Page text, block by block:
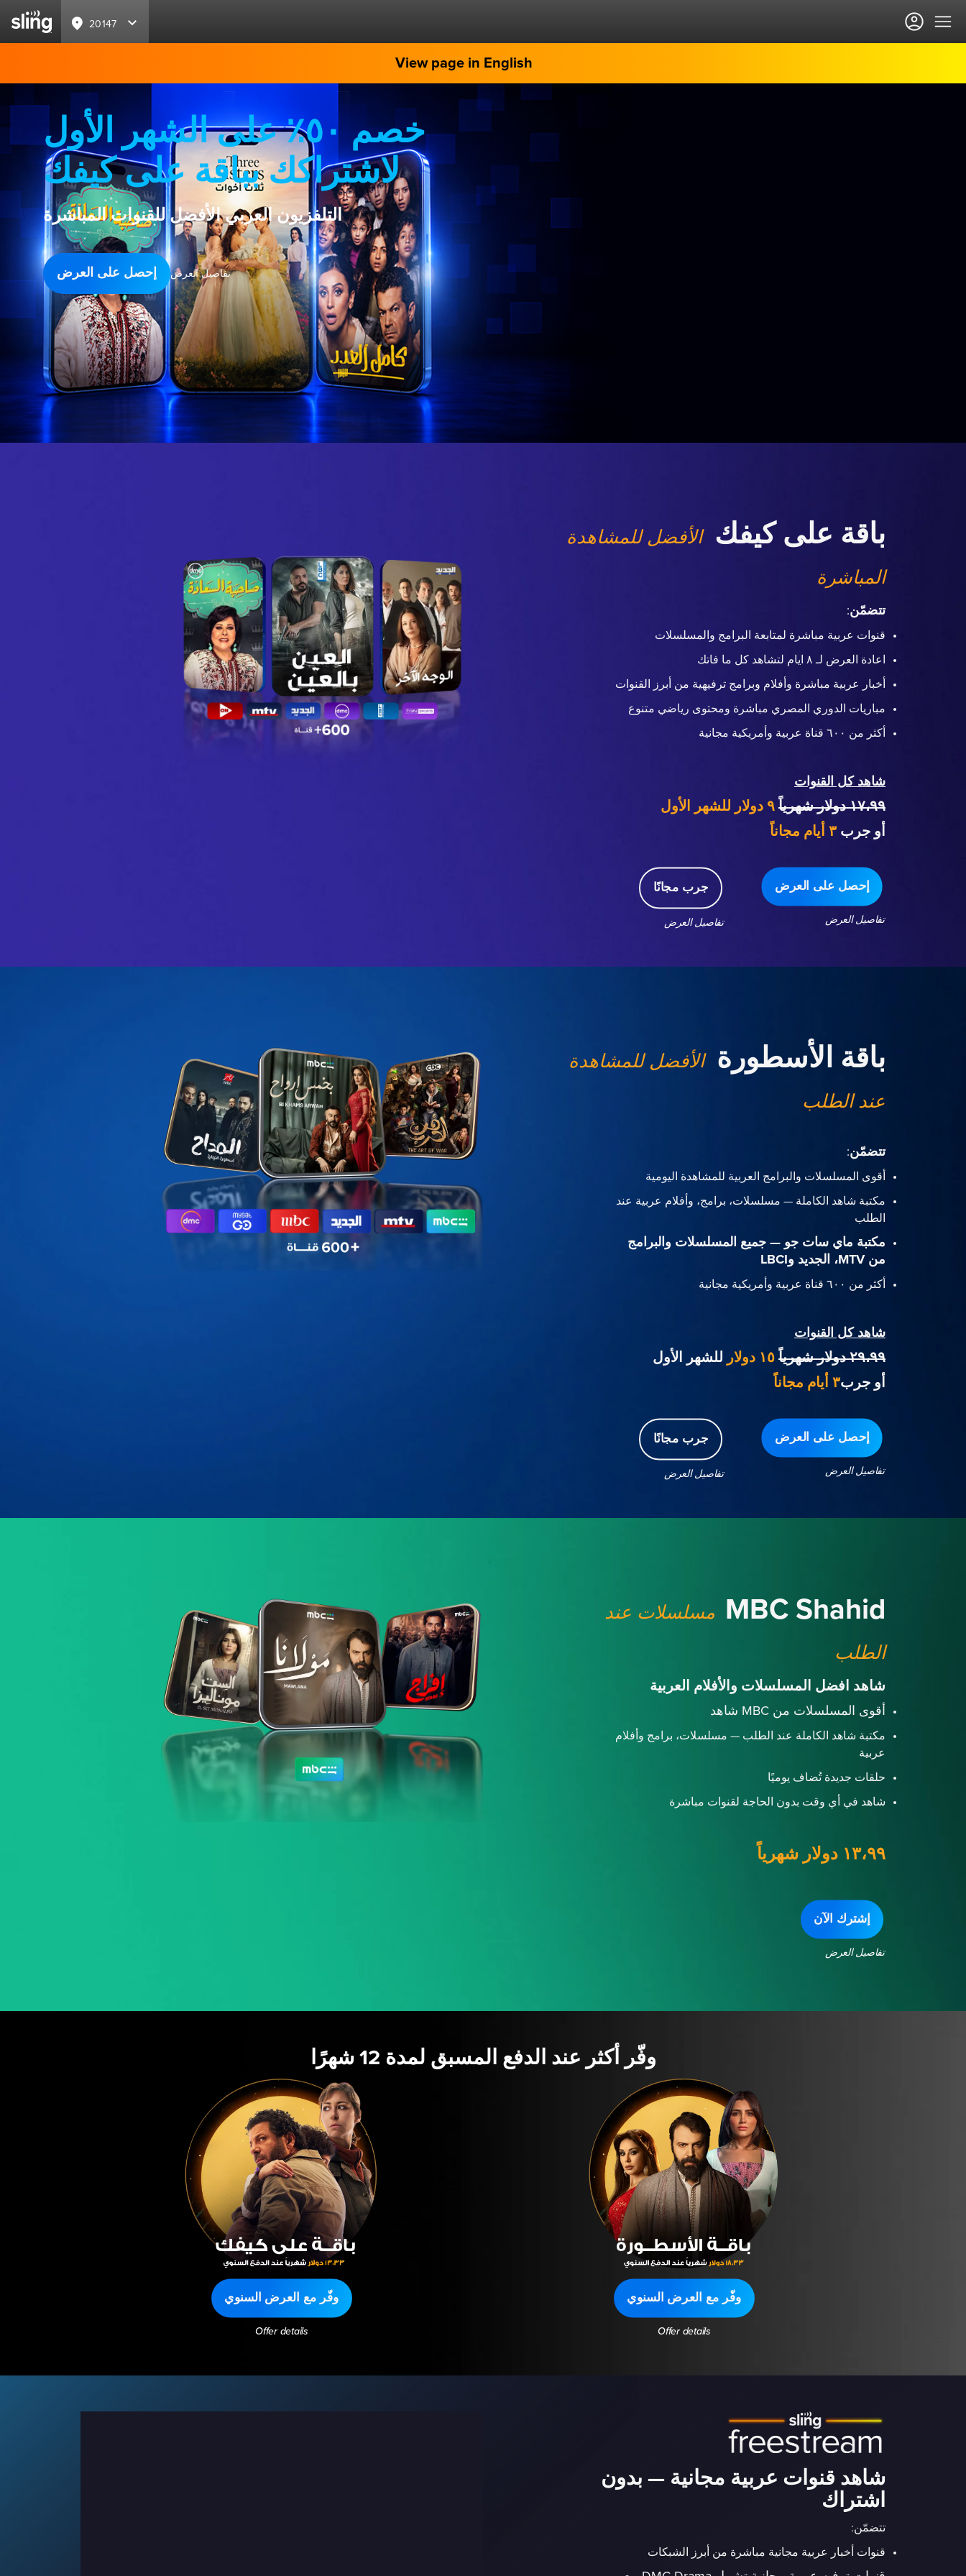
20147
View page in English
خصم ٥٠٪ على الشهر الأول
لاشتراكك بباقة على كيفك
التلفزيون العربي الأفضل للقنوات المباشرة
إحصل على العرض تفاصيل العرض
باقة على كيفك الأفضل للمشاهدة
المباشرة
تتضمّن:
قنوات عربية مباشرة لمتابعة البرامج والمسلسلات
اعادة العرض لـ ٨ ايام لتشاهد كل ما فاتك
أخبار عربية مباشرة وأفلام وبرامج ترفيهية من أبرز القنوات
مباريات الدوري المصري مباشرة ومحتوى رياضي متنوع
أكثر من ٦٠٠ قناة عربية وأمريكية مجانية
شاهد كل القنوات
١٧،٩٩ دولار شهرياً
أو جرب ٣ أيام مجاناً
جرب مجانًا
تفاصيل العرض
إحصل على العرض
تفاصيل العرض
باقة الأسطورة الأفضل للمشاهدة
عند الطلب
تتضمّن:
أقوى المسلسلات والبرامج العربية للمشاهدة اليومية
مكتبة شاهد الكاملة — مسلسلات، برامج، وأفلام عربية عند
الطلب
مكتبة ماي سات جو — جميع المسلسلات والبرامج
من MTV، الجديد وLBCI
أكثر من ٦٠٠ قناة عربية وأمريكية مجانية
شاهد كل القنوات
٢٩،٩٩ دولار شهرياً
للشهر الأول
أو جرب٣ أيام مجاناً
جرب مجانًا
تفاصيل العرض
إحصل على العرض
تفاصيل العرض
MBC Shahid مسلسلات عند
الطلب
شاهد افضل المسلسلات والأفلام العربية
أقوى المسلسلات من MBC شاهد
مكتبة شاهد الكاملة عند الطلب — مسلسلات، برامج وأفلام
عربية
حلقات جديدة تُضاف يوميًا
شاهد في أي وقت بدون الحاجة لقنوات مباشرة
١٣،٩٩ دولار شهرياً
إشترك الآن
تفاصيل العرض
وفّر أكثر عند الدفع المسبق لمدة 12 شهرًا
وفّر مع العرض السنوي
Offer details
وفّر مع العرض السنوي
Offer details
شاهد قنوات عربية مجانية — بدون
اشتراك
تتضمّن:
قنوات أخبار عربية مجانية مباشرة من أبرز الشبكات